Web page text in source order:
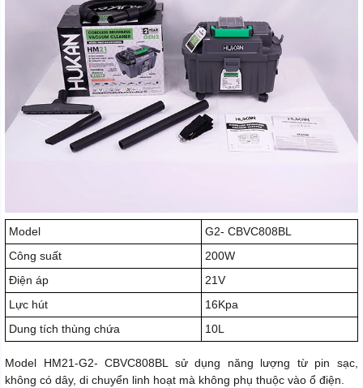
Model
G2- CBVC808BL
Công suất
200W
Điện áp
21V
Lực hút
16Kpa
Dung tích thùng chứa
10L
Model HM21-G2- CBVC808BL sử dụng năng lượng từ pin sạc,
không có dây, di chuyển linh hoạt mà không phụ thuộc vào ổ điện.